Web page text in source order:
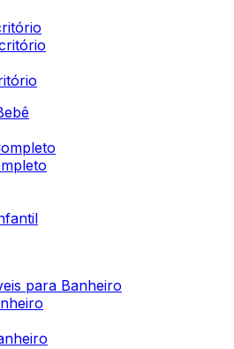
para Banheiro